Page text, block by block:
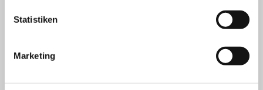
Statistiken
Marketing
Newsletter